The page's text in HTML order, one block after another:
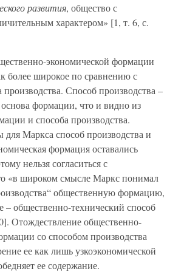
развития, общество с
характером» [1, т. 6, с.
экономической формации
более широкое по сравнению с
Способ производства –
основа формации, что и видно из
и способа производства.
для Маркса способ производства и
формация оставались
нельзя согласиться с
«в широком смысле Маркс понимал
общественную формацию,
– общественно-технический способ
Отождествление общественно-
со способом производства
ее как лишь узкоэкономической
ее содержание.